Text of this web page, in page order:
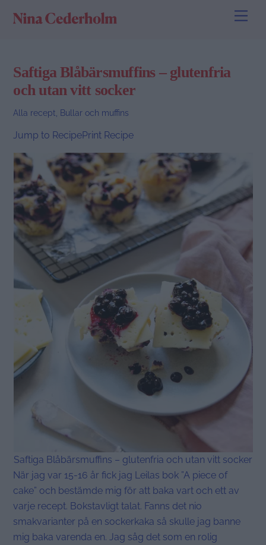
Saftiga Blåbärsmuffins – glutenfria
och utan vitt socker
Alla recept Bullar och muffins
Jump to RecipePrint Recipe
Saftiga Blåbärsmuffins – glutenfria och utan vitt socker
När jag var 15-16 år fick jag Leilas bok ”A piece of
cake” och bestämde mig för att baka vart och ett av
varje recept. Bokstavligt talat. Fanns det nio
smakvarianter på en sockerkaka så skulle jag banne
mig baka varenda en. Jag såg det som en rolig